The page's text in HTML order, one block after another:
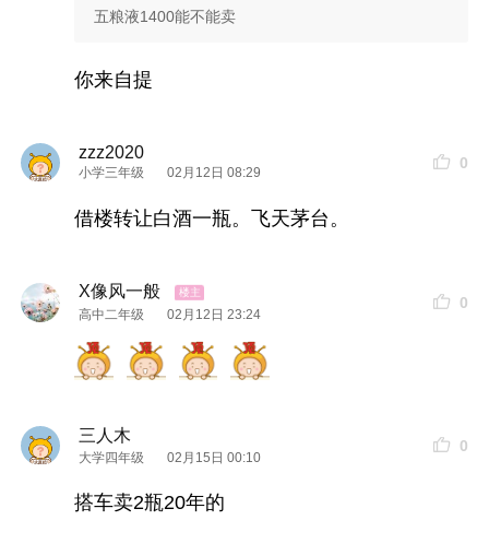
五粮液1400能不能卖
你来自提
zzz2020
小学三年级 02月12日 08:29
0
借楼转让白酒一瓶。飞天茅台。
X像风一般
高中二年级 02月12日 23:24
0
三人木
大学四年级 02月15日 00:10
0
搭车卖2瓶20年的